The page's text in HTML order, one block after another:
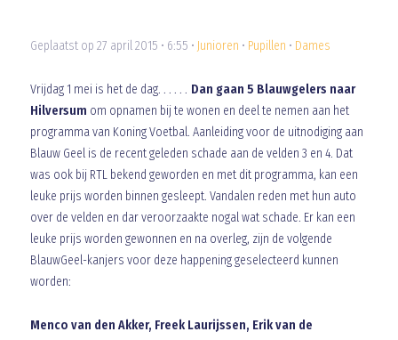
Geplaatst op 27 april 2015 • 6:55 • Junioren • Pupillen • Dames
Vrijdag 1 mei is het de dag. . . . . . Dan gaan 5 Blauwgelers naar
Hilversum om opnamen bij te wonen en deel te nemen aan het
programma van Koning Voetbal. Aanleiding voor de uitnodiging aan
Blauw Geel is de recent geleden schade aan de velden 3 en 4. Dat
was ook bij RTL bekend geworden en met dit programma, kan een
leuke prijs worden binnen gesleept. Vandalen reden met hun auto
over de velden en dar veroorzaakte nogal wat schade. Er kan een
leuke prijs worden gewonnen en na overleg, zijn de volgende
BlauwGeel-kanjers voor deze happening geselecteerd kunnen
worden:
Menco van den Akker, Freek Laurijssen, Erik van de